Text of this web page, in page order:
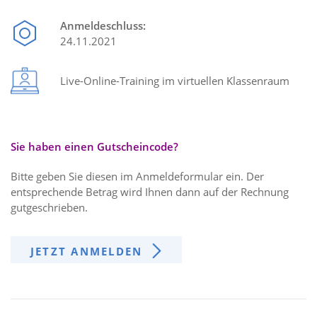
Anmeldeschluss:
24.11.2021
Live-Online-Training im virtuellen Klassenraum
Sie haben einen Gutscheincode?
Bitte geben Sie diesen im Anmeldeformular ein. Der
entsprechende Betrag wird Ihnen dann auf der Rechnung
gutgeschrieben.
JETZT ANMELDEN